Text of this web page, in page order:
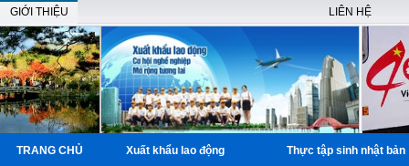
GIỚI THIỆU LIÊN HỆ
TRANG CHỦ Xuất khẩu lao động Thực tập sinh nhật